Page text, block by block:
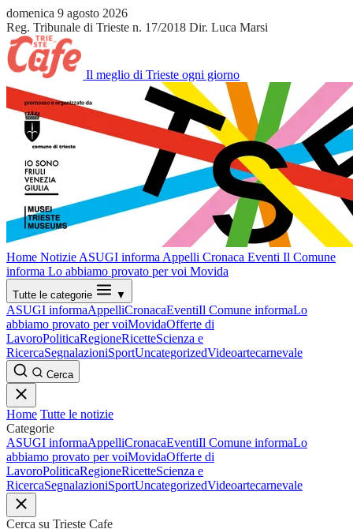
domenica 9 agosto 2026
Reg. Tribunale di Trieste n. 17/2018 Dir. Luca Marsi
Il meglio di Trieste ogni giorno
Home Notizie ASUGI informa Appelli Cronaca Eventi Il Comune
informa Lo abbiamo provato per voi Movida
Tutte le categorie ▼
ASUGI informaAppelliCronacaEventiIl Comune informaLo
abbiamo provato per voiMovidaOfferte di
LavoroPoliticaRegioneRicetteScienza e
RicercaSegnalazioniSportUncategorizedVideoartecarnevale
Cerca
Home Tutte le notizie
Categorie
ASUGI informaAppelliCronacaEventiIl Comune informaLo
abbiamo provato per voiMovidaOfferte di
LavoroPoliticaRegioneRicetteScienza e
RicercaSegnalazioniSportUncategorizedVideoartecarnevale
Cerca su Trieste Cafe